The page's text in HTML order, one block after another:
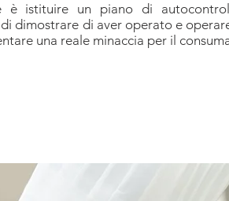
è istituire un piano di
di dimostrare di aver operato e
una reale minaccia per il